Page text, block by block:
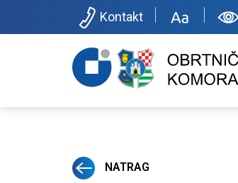
Kontakt
NATRAG